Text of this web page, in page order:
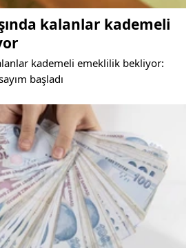
kalanlar kademeli
kademeli emeklilik bekliyor:
başladı